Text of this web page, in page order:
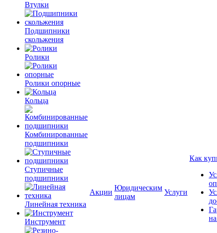
Втулки
Подшипники
скольжения
Ролики
Ролики опорные
Кольца
Комбинированные
подшипники
Ступичные
подшипники
Линейная техника
Инструмент
Акции
Юридическим
лицам
Услуги
Как